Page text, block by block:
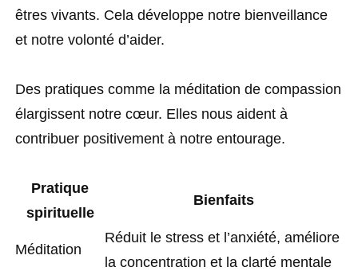
êtres vivants. Cela développe notre bienveillance
et notre volonté d’aider.
Des pratiques comme la méditation de compassion
élargissent notre cœur. Elles nous aident à
contribuer positivement à notre entourage.
Pratique
spirituelle
Bienfaits
Méditation
Réduit le stress et l’anxiété, améliore
la concentration et la clarté mentale